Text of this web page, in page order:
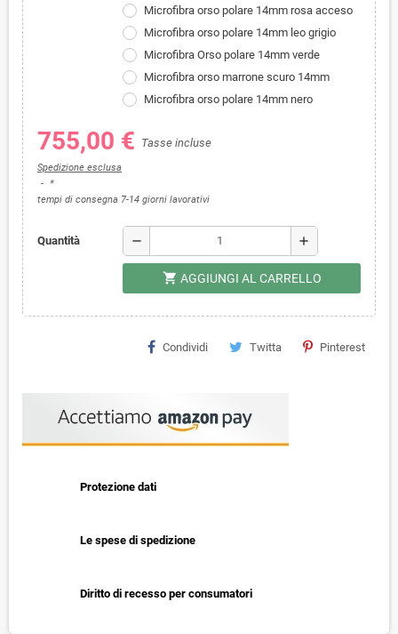
Microfibra orso polare 14mm rosa acceso
Microfibra orso polare 14mm leo grigio
Microfibra Orso polare 14mm verde
Microfibra orso marrone scuro 14mm
Microfibra orso polare 14mm nero
755,00 € Tasse incluse
Spedizione esclusa
*
tempi di consegna 7-14 giorni lavorativi
Quantità remove add
shopping_cart AGGIUNGI AL CARRELLO
Condividi Twitta Pinterest
Protezione dati
Le spese di spedizione
Diritto di recesso per consumatori